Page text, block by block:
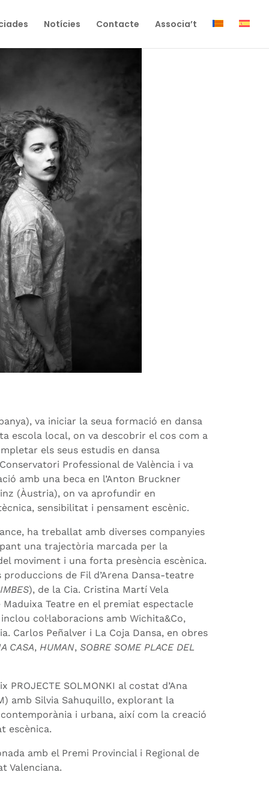
Notícies Contacte Associa’t
va iniciar la seua formació en dansa
escola local, on va descobrir el cos com a
els seus estudis en dansa
Professional de València i va
amb una beca en l’Anton Bruckner
(Àustria), on va aprofundir en
sensibilitat i pensament escènic.
ha treballat amb diverses companyies
una trajectòria marcada per la
moviment i una forta presència escènica.
de Fil d’Arena Dansa-teatre
), de la Cia. Cristina Martí Vela
Maduixa Teatre en el premiat espectacle
col·laboracions amb Wichita&Co,
Carlos Peñalver i La Coja Dansa, en obres
CASA, HUMAN,SOBRE SOME PLACE DEL
SOLMONKI al costat d’Ana
amb Silvia Sahuquillo, explorant la
i urbana, així com la creació
escènica.
amb el Premi Provincial i Regional de
Valenciana.